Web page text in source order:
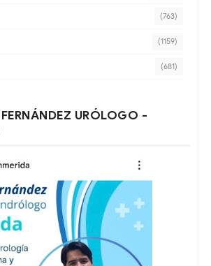
(763)
(1159)
(681)
FERNÁNDEZ URÓLOGO -